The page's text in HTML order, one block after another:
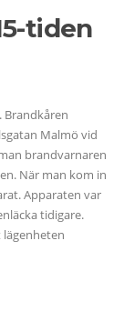
tiden
Brandkåren
Malmö vid
brandvarnaren
När man kom in
Apparaten var
tidigare.